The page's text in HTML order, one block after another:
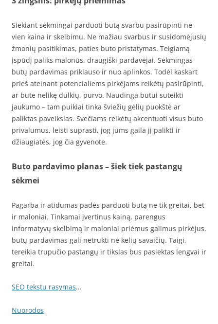
Siekiant sėkmingai parduoti butą svarbu pasirūpinti ne
vien kaina ir skelbimu. Ne mažiau svarbus ir susidomėjusių
žmonių pasitikimas, paties buto pristatymas. Teigiamą
įspūdį paliks malonūs, draugiški pardavėjai. Sėkmingas
butų pardavimas priklauso ir nuo aplinkos. Todėl kaskart
prieš ateinant potencialiems pirkėjams reikėtų pasirūpinti,
ar bute nelikę dulkių, purvo. Naudinga butui suteikti
jaukumo – tam puikiai tinka šviežių gėlių puokštė ar
paliktas paveikslas. Svečiams reikėtų akcentuoti visus buto
privalumus, leisti suprasti, jog jums gaila jį palikti ir
džiaugiatės, jog čia gyvenote.
Buto pardavimo planas – šiek tiek pastangų
sėkmei
Pagarba ir atidumas padės parduoti butą ne tik greitai, bet
ir maloniai. Tinkamai įvertinus kainą, parengus
informatyvų skelbimą ir maloniai priėmus galimus pirkėjus,
butų pardavimas gali netrukti nė kelių savaičių. Taigi,
tereikia trupučio pastangų ir tikslas bus pasiektas lengvai ir
greitai.
SEO tekstu rasymas…
Nuorodos